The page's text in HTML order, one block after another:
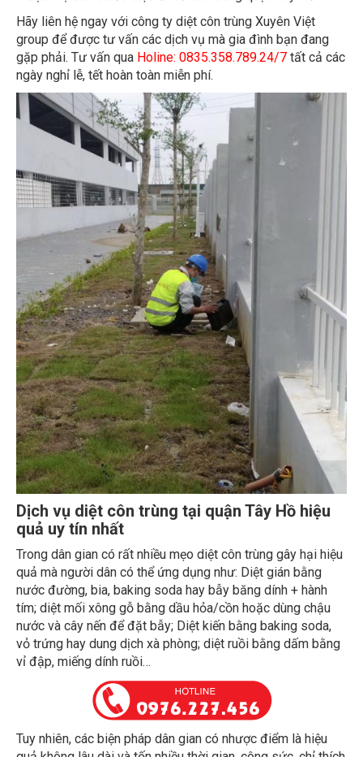
Hãy liên hệ ngay với công ty diệt côn trùng Xuyên Việt
group để được tư vấn các dịch vụ mà gia đình bạn đang
gặp phải. Tư vấn quaHoline: 0835.358.789.24/7tất cả các
ngày nghỉ lễ, tết hoàn toàn miễn phí.
Dịch vụ diệt côn trùng tại quận Tây Hồ hiệu
quả uy tín nhất
Trong dân gian có rất nhiều mẹo diệt côn trùng gây hại hiệu
quả mà người dân có thể ứng dụng như: Diệt gián bằng
nước đường, bia, baking soda hay bẫy băng dính + hành
tím; diệt mối xông gỗ bằng dầu hỏa/cồn hoặc dùng chậu
nước và cây nến để đặt bẫy; Diệt kiến bằng baking soda,
vỏ trứng hay dung dịch xà phòng; diệt ruồi bằng dấm bằng
vỉ đập, miếng dính ruồi…
Tuy nhiên, các biện pháp dân gian có nhược điểm là hiệu
quả không lâu dài và tốn nhiều thời gian, công sức, chỉ thích